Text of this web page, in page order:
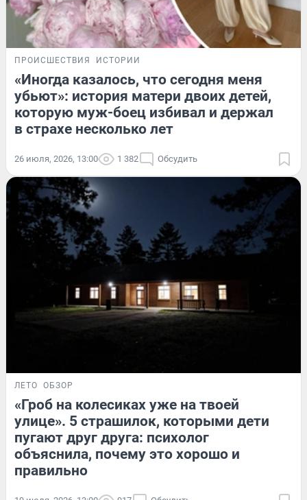
ПРОИСШЕСТВИЯ ИСТОРИИ
«Иногда казалось, что сегодня меня
убьют»: история матери двоих детей,
которую муж-боец избивал и держал
в страхе несколько лет
26 июля, 2026, 13:00 1 382 Обсудить
ЛЕТО ОБЗОР
«Гроб на колесиках уже на твоей
улице». 5 страшилок, которыми дети
пугают друг друга: психолог
объяснила, почему это хорошо и
правильно